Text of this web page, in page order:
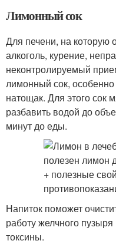
Лимонный сок
Для печени, на которую
алкоголь, курение,
неконтролируемый
лимонный сок,
натощак. Для этого сок
разбавить водой до
минут до еды.
Напиток поможет
работу желчного
токсины.